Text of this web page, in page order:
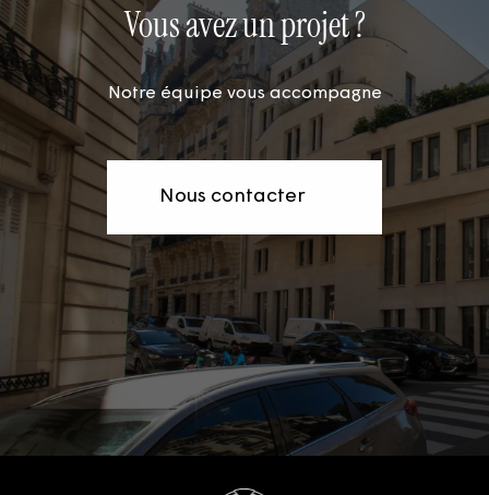
Vous avez un projet ?
Notre équipe vous accompagne
Nous contacter